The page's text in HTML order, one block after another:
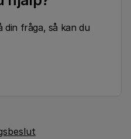
fråga, så kan du